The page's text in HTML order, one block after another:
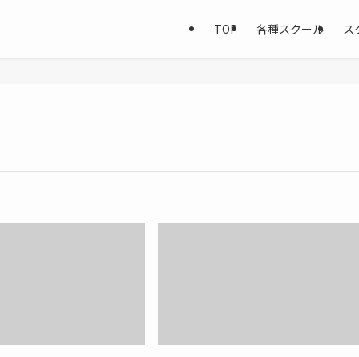
TOP 各種スクール ス